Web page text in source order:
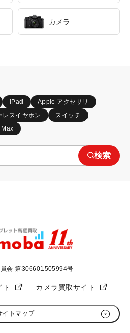
カメラ
iPad
Apple アクセサリ
レスイヤホン
スイッチ
検索
会 第306601505994号
ト カメラ買取サイト
イトマップ